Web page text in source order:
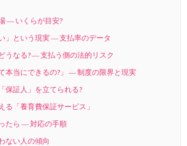
― いくらが目安?
」という現実 ― 支払率のデータ
うなる? ― 支払う側の法的リスク
本当にできるの?」 ― 制度の限界と現実
保証人」を立てられる?
る「養育費保証サービス」
たら ― 対応の手順
ない人の傾向